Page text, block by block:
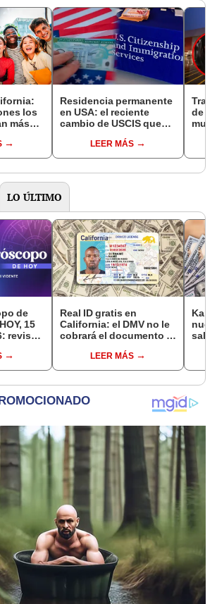
los
más
Residencia permanente
en USA: el reciente
cambio de USCIS que
INMIGRANTES en
Estados Unidos
LEER MÁS
de
LO ÚLTIMO
de
15
revisa
si te
Real ID gratis en
California: el DMV no le
cobrará el documento a
EE. UU.LEER MÁS
2025